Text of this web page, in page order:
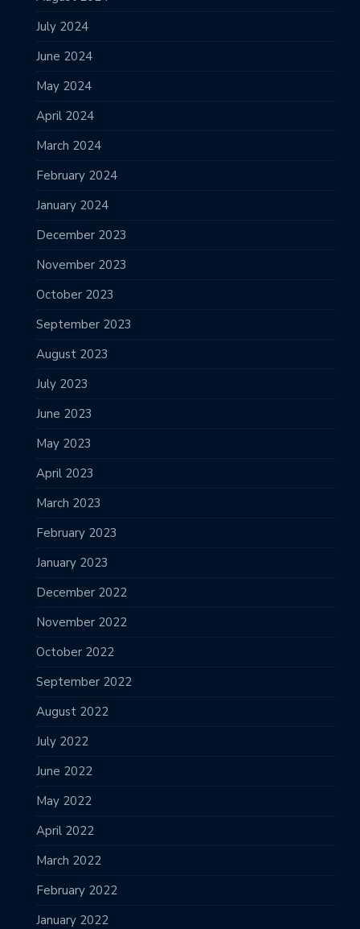
July 2024
June 2024
May 2024
April 2024
March 2024
February 2024
January 2024
December 2023
November 2023
October 2023
September 2023
August 2023
July 2023
June 2023
May 2023
April 2023
March 2023
February 2023
January 2023
December 2022
November 2022
October 2022
September 2022
August 2022
July 2022
June 2022
May 2022
April 2022
March 2022
February 2022
January 2022